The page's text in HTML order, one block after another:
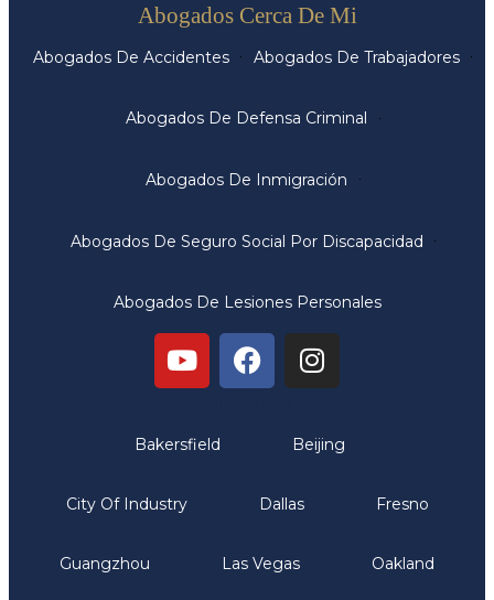
Abogados Cerca De Mi
Abogados De Accidentes Abogados De Trabajadores
Abogados De Defensa Criminal
Abogados De Inmigración
Abogados De Seguro Social Por Discapacidad
Abogados De Lesiones Personales
Bakersfield Beijing
City Of Industry Dallas Fresno
Guangzhou Las Vegas Oakland